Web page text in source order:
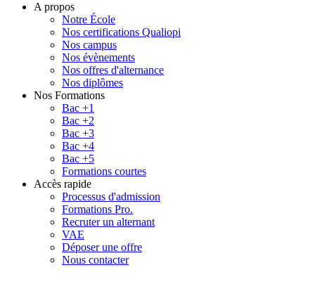
A propos
Notre École
Nos certifications Qualiopi
Nos campus
Nos évènements
Nos offres d'alternance
Nos diplômes
Nos Formations
Bac +1
Bac +2
Bac +3
Bac +4
Bac +5
Formations courtes
Accès rapide
Processus d'admission
Formations Pro.
Recruter un alternant
VAE
Déposer une offre
Nous contacter